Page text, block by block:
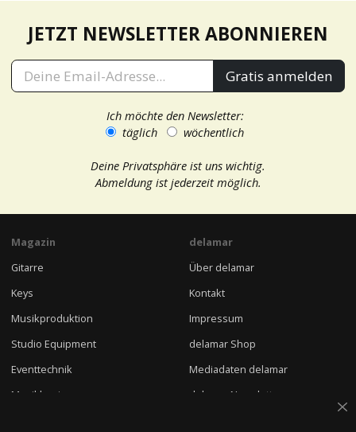
JETZT NEWSLETTER ABONNIEREN
Gratis anmelden
Ich möchte den Newsletter:
täglich
wöchentlich
Deine Privatsphäre ist uns wichtig.
Abmeldung ist jederzeit möglich.
Magazin
Gitarre
Keys
Musikproduktion
Studio Equipment
Eventtechnik
Musikbusiness
delamar
Über delamar
Kontakt
Impressum
delamar Shop
Mediadaten delamar
delamar Newsletter